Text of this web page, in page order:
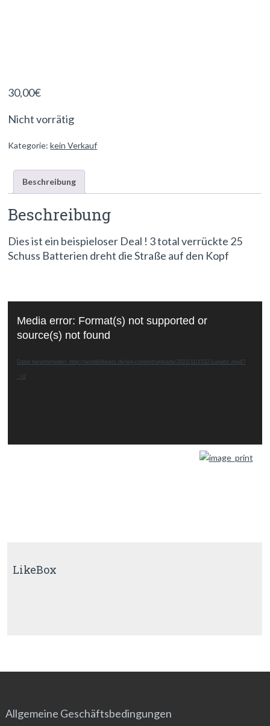
30,00€
Nicht vorrätig
Kategorie:kein Verkauf
Beschreibung
Beschreibung
Dies ist ein beispieloser Deal ! 3 total verrückte 25
Schuss Batterien dreht die Straße auf den Kopf
Player
Media error: Format(s) not supported or
source(s) not found
Datei herunterladen: http://worldofbeats.de/wp-content/uploads/2021/11/1532-Lunatic.mp4?
_=2
LikeBox
Allgemeine Geschäftsbedingungen